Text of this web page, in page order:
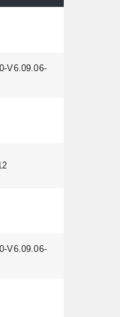
V6.09.06-
V6.09.06-